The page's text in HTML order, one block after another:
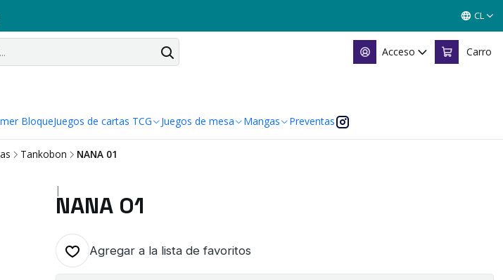
Acceso Carro
BloqueJuegos de cartas TCG Juegos de mesa Mangas Preventas
CL
Tankobon NANA 01
|
NANA 01
Agregar a la lista de favoritos